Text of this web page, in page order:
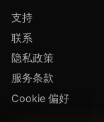
支持
联系
隐私政策
服务条款
Cookie 偏好